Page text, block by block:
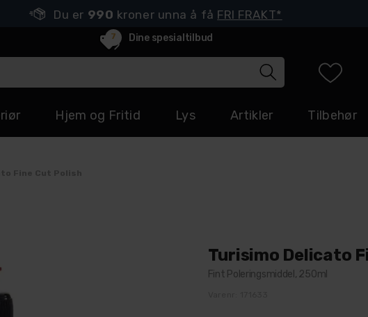
7 Dine spesialtilbud
Hjem og Fritid Lys Artikler Tilbehør
Du er 990 kroner unna å få FRI FRAKT*
Turisimo Delicato
Fint Poleringsmiddel, 250ml